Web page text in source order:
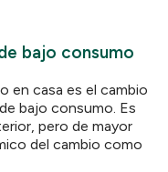
bajo consumo
en casa es el cambio
bajo consumo. Es
pero de mayor
del cambio como